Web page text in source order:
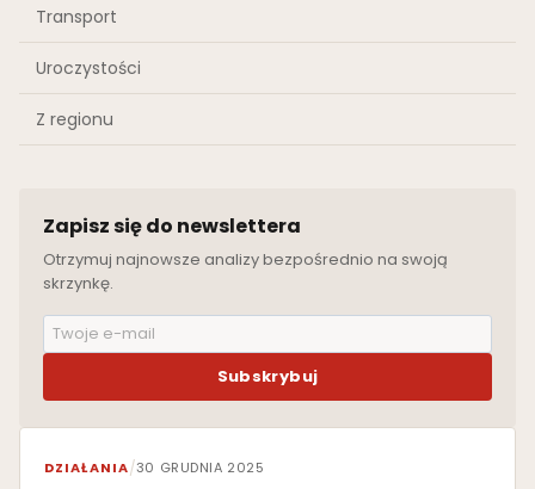
Transport
Uroczystości
Z regionu
Zapisz się do newslettera
Otrzymuj najnowsze analizy bezpośrednio na swoją
skrzynkę.
Subskrybuj
WYRÓŻNIONE
DZIAŁANIA/30 GRUDNIA 2025